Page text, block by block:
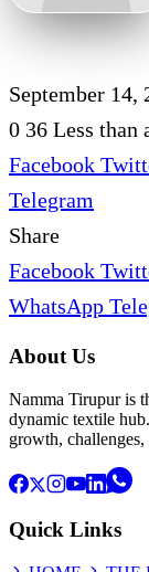
September 14,
0 36 Less than
Facebook
Telegram
Share
Facebook
WhatsApp
About Us
Namma Tirupur is
dynamic textile
growth,
Quick Links